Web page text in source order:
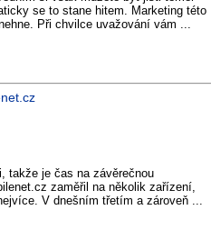
se to stane hitem. Marketing této
Při chvilce uvažování vám ...
takže je čas na závěrečnou
zaměřil na několik zařízení,
V dnešním třetím a zároveň ...